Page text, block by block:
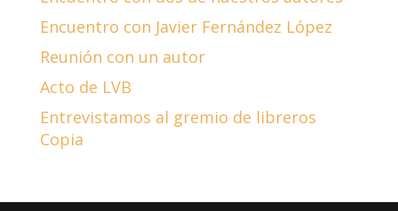
Encuentro con Javier Fernández López
Reunión con un autor
Acto de LVB
Entrevistamos al gremio de libreros
Copia